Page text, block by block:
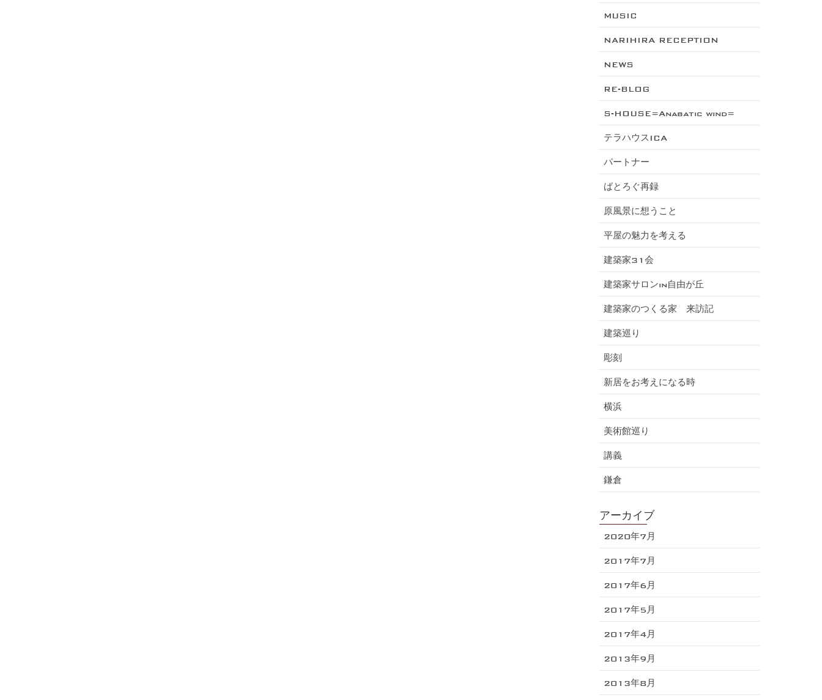
MUSIC
NARIHIRA RECEPTION
NEWS
RE-BLOG
S-HOUSE=Anabatic wind=
テラハウスICA
パートナー
ばとろぐ再録
原風景に想うこと
平屋の魅力を考える
建築家31会
建築家サロンin自由が丘
建築家のつくる家 来訪記
建築巡り
彫刻
新居をお考えになる時
横浜
美術館巡り
講義
鎌倉
アーカイブ
2020年7月
2017年7月
2017年6月
2017年5月
2017年4月
2013年9月
2013年8月